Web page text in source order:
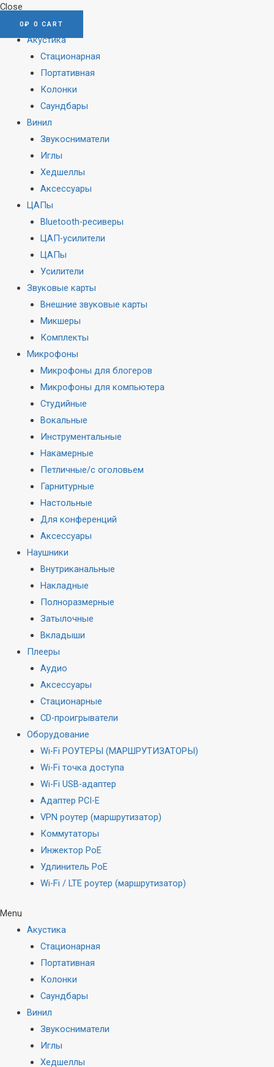
Close
0₽ 0 CART
Акустика
Стационарная
Портативная
Колонки
Саундбары
Винил
Звукосниматели
Иглы
Хедшеллы
Аксессуары
ЦАПы
Bluetooth-ресиверы
ЦАП-усилители
ЦАПы
Усилители
Звуковые карты
Внешние звуковые карты
Микшеры
Комплекты
Микрофоны
Микрофоны для блогеров
Микрофоны для компьютера
Студийные
Вокальные
Инструментальные
Накамерные
Петличные/с оголовьем
Гарнитурные
Настольные
Для конференций
Аксессуары
Наушники
Внутриканальные
Накладные
Полноразмерные
Затылочные
Вкладыши
Плееры
Аудио
Аксессуары
Стационарные
CD-проигрыватели
Оборудование
Wi-Fi РОУТЕРЫ (МАРШРУТИЗАТОРЫ)
Wi-Fi точка доступа
Wi-Fi USB-адаптер
Адаптер PCI-E
VPN роутер (маршрутизатор)
Коммутаторы
Инжектор PoE
Удлинитель PoE
Wi-Fi / LTE роутер (маршрутизатор)
Menu
Акустика
Стационарная
Портативная
Колонки
Саундбары
Винил
Звукосниматели
Иглы
Хедшеллы